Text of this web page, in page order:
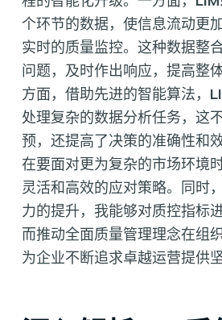
个环节的数据，使信息流动更
实时的质量监控。这种数据整
问题，及时作出响应，提高整
方面，借助先进的智能算法，
处理复杂的数据分析任务，这
预，还提高了决策的准确性和
在要面对更为复杂的市场环境
灵活和高效的应对策略。同时
力的提升，我能够对质控指标
而推动全面质量管理理念在组
为企业不断追求卓越运营提供坚